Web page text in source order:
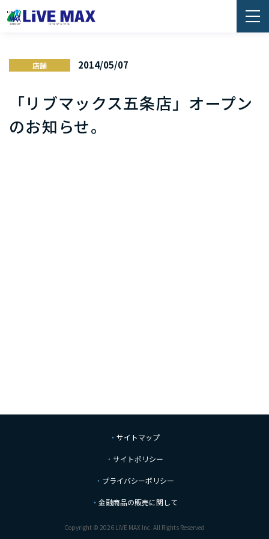
店舗 2014/05/07
「リブマックス五条店」オープン
のお知らせ。
サイトマップ
サイトポリシー
プライバシーポリシー
金融商品の販売に関して
Copyright © 2026 LiVE MAX Inc. All Rights Reserved